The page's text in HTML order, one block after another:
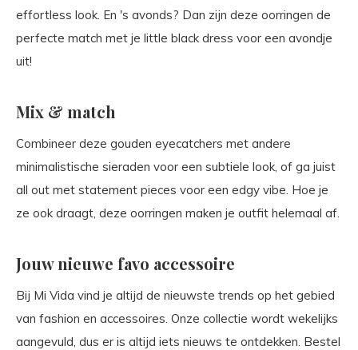
effortless look. En 's avonds? Dan zijn deze oorringen de
perfecte match met je little black dress voor een avondje
uit!
Mix & match
Combineer deze gouden eyecatchers met andere
minimalistische sieraden voor een subtiele look, of ga juist
all out met statement pieces voor een edgy vibe. Hoe je
ze ook draagt, deze oorringen maken je outfit helemaal af.
Jouw nieuwe favo accessoire
Bij Mi Vida vind je altijd de nieuwste trends op het gebied
van fashion en accessoires. Onze collectie wordt wekelijks
aangevuld, dus er is altijd iets nieuws te ontdekken. Bestel